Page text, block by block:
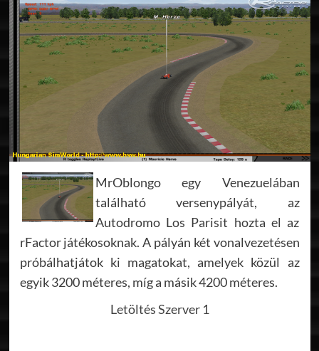
MrOblongo egy Venezuelában
található versenypályát, az
Autodromo Los Parisit hozta el az
rFactor játékosoknak. A pályán két vonalvezetésen
próbálhatjátok ki magatokat, amelyek közül az
egyik 3200 méteres, míg a másik 4200 méteres.
Letöltés Szerver 1